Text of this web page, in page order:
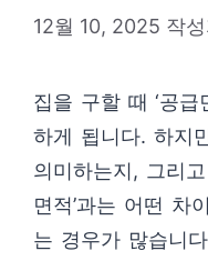
12월 10, 2025 작
집을 구할 때 ‘공급
하게 됩니다. 하지
의미하는지, 그리
면적’과는 어떤 차
는 경우가 많습니